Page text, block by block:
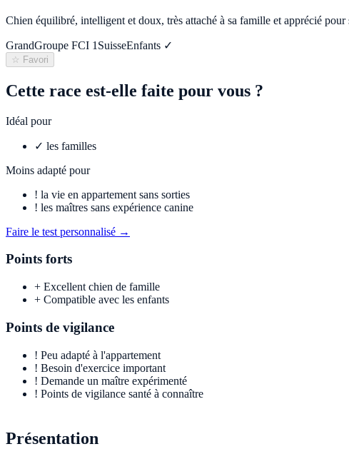
Chien équilibré, intelligent et doux, très attaché à sa famille et apprécié
GrandGroupe FCI 1 SuisseEnfants ✓
☆ Favori
Cette race est-elle faite pour vous ?
Idéal pour
✓ les familles
Moins adapté pour
! la vie en appartement sans sorties
! les maîtres sans expérience canine
Faire le test personnalisé →
Points forts
+ Excellent chien de famille
+ Compatible avec les enfants
Points de vigilance
! Peu adapté à l'appartement
! Besoin d'exercice important
! Demande un maître expérimenté
! Points de vigilance santé à connaître
Présentation